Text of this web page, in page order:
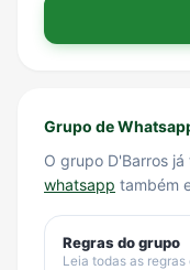
Grupo de
O grupo D'Barros já
whatsapp também
Regras do grupo
Leia todas as